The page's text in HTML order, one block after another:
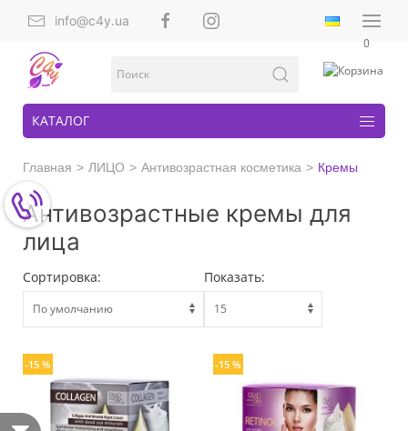
info@c4y.ua
0
КАТАЛОГ
Главная ЛИЦО Антивозрастная косметика Кремы
Антивозрастные кремы для
лица
Сортировка: Показать:
-15 % -15 %